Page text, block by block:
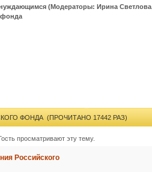
(Модераторы:Ирина Светлова
фонда
ФОНДА (ПРОЧИТАНО 17442 РАЗ)
просматривают эту тему.
Российского